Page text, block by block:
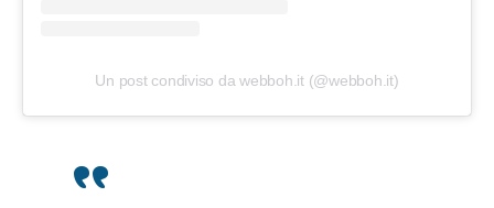
Un post condiviso da webboh.it (@webboh.it)